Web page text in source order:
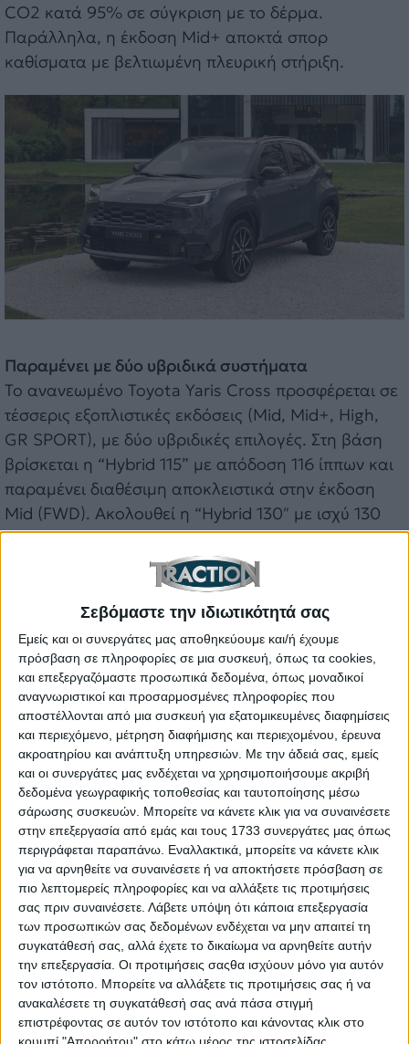
Σεβόμαστε την ιδιωτικότητά σας
Εμείς και οι συνεργάτες μας αποθηκεύουμε και/ή έχουμε
πρόσβαση σε πληροφορίες σε μια συσκευή, όπως τα cookies,
και επεξεργαζόμαστε προσωπικά δεδομένα, όπως μοναδικοί
αναγνωριστικοί και προσαρμοσμένες πληροφορίες που
αποστέλλονται από μια συσκευή για εξατομικευμένες διαφημίσεις
και περιεχόμενο, μέτρηση διαφήμισης και περιεχομένου, έρευνα
ακροατηρίου και ανάπτυξη υπηρεσιών. Με την άδειά σας, εμείς
και οι συνεργάτες μας ενδέχεται να χρησιμοποιήσουμε ακριβή
δεδομένα γεωγραφικής τοποθεσίας και ταυτοποίησης μέσω
σάρωσης συσκευών. Μπορείτε να κάνετε κλικ για να συναινέσετε
στην επεξεργασία από εμάς και τους 1733 συνεργάτες μας όπως
περιγράφεται παραπάνω. Εναλλακτικά, μπορείτε να κάνετε κλικ
για να αρνηθείτε να συναινέσετε ή να αποκτήσετε πρόσβαση σε
πιο λεπτομερείς πληροφορίες και να αλλάξετε τις προτιμήσεις
σας πριν συναινέσετε. Λάβετε υπόψη ότι κάποια επεξεργασία
των προσωπικών σας δεδομένων ενδέχεται να μην απαιτεί τη
συγκατάθεσή σας, αλλά έχετε το δικαίωμα να αρνηθείτε αυτήν
την επεξεργασία. Οι προτιμήσεις σαςθα ισχύουν μόνο για αυτόν
τον ιστότοπο. Μπορείτε να αλλάξετε τις προτιμήσεις σας ή να
ανακαλέσετε τη συγκατάθεσή σας ανά πάσα στιγμή
επιστρέφοντας σε αυτόν τον ιστότοπο και κάνοντας κλικ στο
CO2 κατά 95% σε σύγκριση με το δέρμα.
Παράλληλα, η έκδοση Mid+ αποκτά σπορ
καθίσματα με βελτιωμένη πλευρική στήριξη.
Παραμένει με δύο υβριδικά συστήματα
Το ανανεωμένο Toyota Yaris Cross προσφέρεται σε
τέσσερις εξοπλιστικές εκδόσεις (Mid, Mid+, High,
GR SPORT), με δύο υβριδικές επιλογές. Στη βάση
βρίσκεται η “Hybrid 115” με απόδοση 116 ίππων και
παραμένει διαθέσιμη αποκλειστικά στην έκδοση
Mid (FWD). Ακολουθεί η “Hybrid 130″ με ισχύ 130
ίππων και 185 Nm ροπής, προσφέροντας
επιτάχυνση 0-100 χλμ./ώρα σε 10,7 δευτερόλεπτα.
Σημαντική διαφορά είναι ότι η συγκεκριμένη
προσφέρεται τόσο με κίνηση στους εμπρός τροχούς
(FWD), όσο και με το έξυπνο σύστημα τετρακίνησης
(AWD-i). Η έκδοση GR SPORT ξεχωρίζει για τον
δυναμικό προφυλακτήρα, τις ειδικές ζάντες 18”, τις
επενδύσεις σουέτ στο εσωτερικό και τη ρυθμισμένη
ανάρτηση για πιο άμεση οδική συμπεριφορά.
Τεχνολογία και Ασφάλεια